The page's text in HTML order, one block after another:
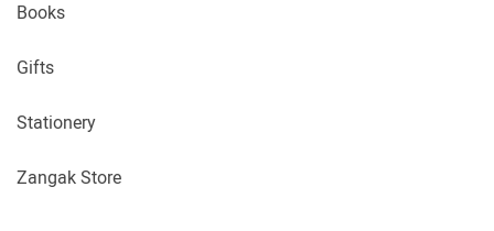
Books
Gifts
Stationery
Zangak Store